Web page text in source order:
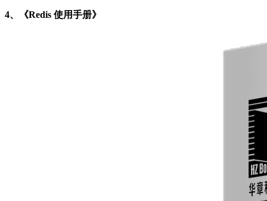
4、《Redis 使用手册》